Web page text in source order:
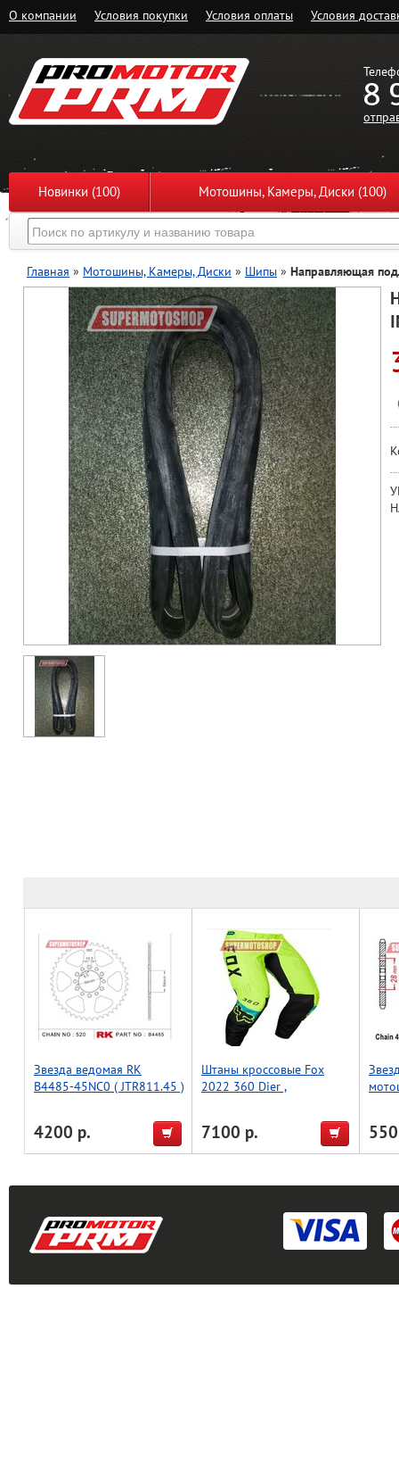
О компании Условия покупки Условия оплаты Условия
8
Новинки (100) Мотошины, Камеры, Диски (100)
Главная » Мотошины, Камеры, Диски » Шипы » Направляющая
Звезда ведомая RK
B4485-45NC0 ( JTR811.45 )
4200 р.
Штаны кроссовые Fox
2022 360 Dier ,
7100 р.